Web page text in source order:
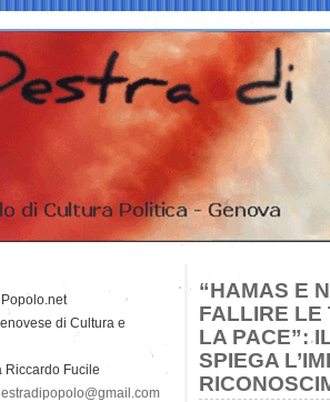
“HAMAS E
FALLIRE LE
LA PACE”:
SPIEGA
di Cultura e
Riccardo Fucile